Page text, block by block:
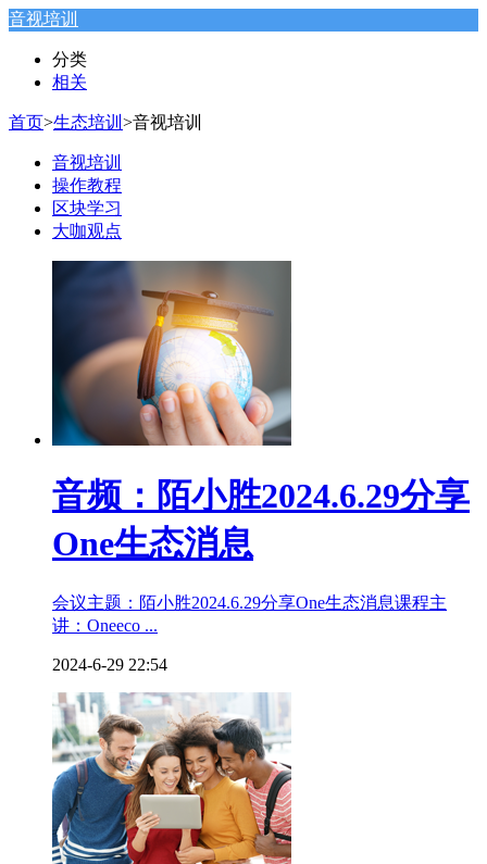
音视培训
分类
相关
首页>生态培训 >音视培训
音视培训
操作教程
区块学习
大咖观点
音频：陌小胜2024.6.29分享
One生态消息
会议主题：陌小胜2024.6.29分享One生态消息课程主
讲：Oneeco ...
2024-6-29 22:54